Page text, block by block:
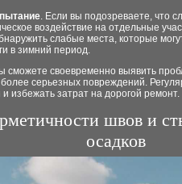
. Если вы подозреваете, что
воздействие на отдельные
слабые места, которые
в зимний период.
сможете своевременно выявить
серьезных повреждений.
и избежать затрат на дорогой ремонт.
швов и
осадков